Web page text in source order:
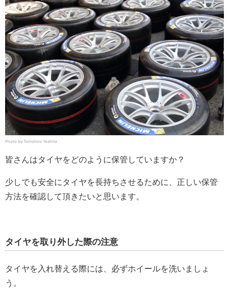
Photo by Tomohiro Yoshita
皆さんはタイヤをどのように保管していますか？
少しでも安全にタイヤを長持ちさせるために、正しい保管
方法を確認して頂きたいと思います。
タイヤを取り外した際の注意
タイヤを入れ替える際には、必ずホイールを洗いましょ
う。